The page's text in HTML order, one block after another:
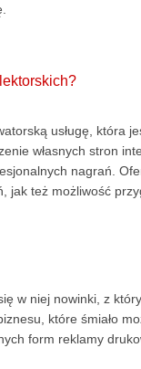
usługę, która
własnych stron
nagrań.
też możliwość
w niej nowinki, z
które śmiało
form reklamy